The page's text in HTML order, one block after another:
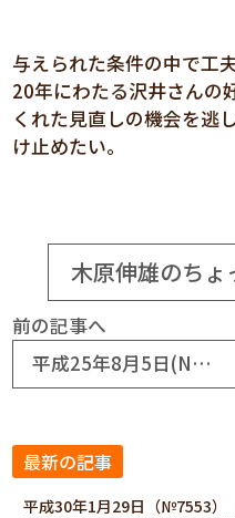
与えられた条件の中で工
20年にわたる沢井さんの
くれた見直しの機会を逃
け止めたい。
木原伸雄のちょ
前の記事へ
平成25年8月5日(No6073) 第10期「竹の子学園」ホームスティ
最新の記事
平成30年1月29日（№7553